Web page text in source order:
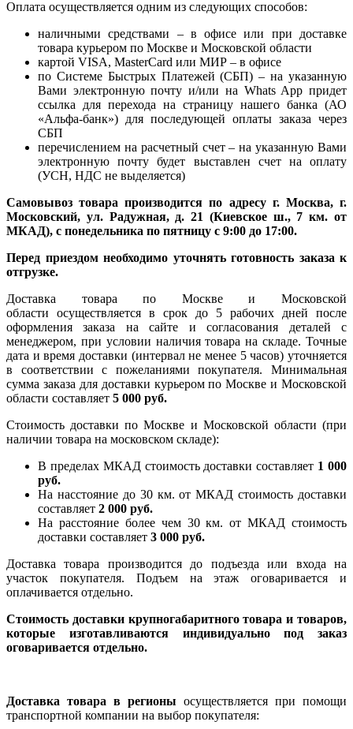
Оплата осуществляется одним из следующих способов:
наличными средствами – в офисе или при доставке
товара курьером по Москве и Московской области
картой VISA, MasterCard или МИР – в офисе
по Системе Быстрых Платежей (СБП) – на указанную
Вами электронную почту и/или на Whats App придет
ссылка для перехода на страницу нашего банка (АО
«Альфа-банк») для последующей оплаты заказа через
СБП
перечислением на расчетный счет – на указанную Вами
электронную почту будет выставлен счет на оплату
(УСН, НДС не выделяется)
Самовывоз товара производится по адресу г. Москва, г.
Московский, ул. Радужная, д. 21 (Киевское ш., 7 км. от
МКАД), с понедельника по пятницу с 9:00 до 17:00.
Перед приездом необходимо уточнять готовность заказа к
отгрузке.
Доставка товара по Москве и Московской
области осуществляется в срок до 5 рабочих дней после
оформления заказа на сайте и согласования деталей с
менеджером, при условии наличия товара на складе. Точные
дата и время доставки (интервал не менее 5 часов) уточняется
в соответствии с пожеланиями покупателя. Минимальная
сумма заказа для доставки курьером по Москве и Московской
области составляет 5 000 руб.
Стоимость доставки по Москве и Московской области (при
наличии товара на московском складе):
В пределах МКАД стоимость доставки составляет 1 000
руб.
На насcтояние до 30 км. от МКАД стоимость доставки
составляет 2 000 руб.
На расстояние более чем 30 км. от МКАД стоимость
доставки составляет 3 000 руб.
Доставка товара производится до подъезда или входа на
участок покупателя. Подъем на этаж оговаривается и
оплачивается отдельно.
Стоимость доставки крупногабаритного товара и товаров,
которые изготавливаются индивидуально под заказ
оговаривается отдельно.
Доставка товара в регионы осуществляется при помощи
транспортной компании на выбор покупателя: